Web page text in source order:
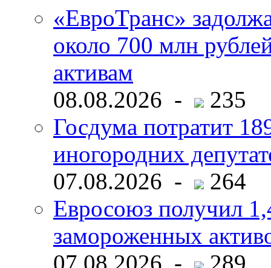
«ЕвроТранс»
около 700 млн
активам
08.08.2026 -
235
Госдума потратит
иногородних
07.08.2026 -
264
Евросоюз получил
замороженных